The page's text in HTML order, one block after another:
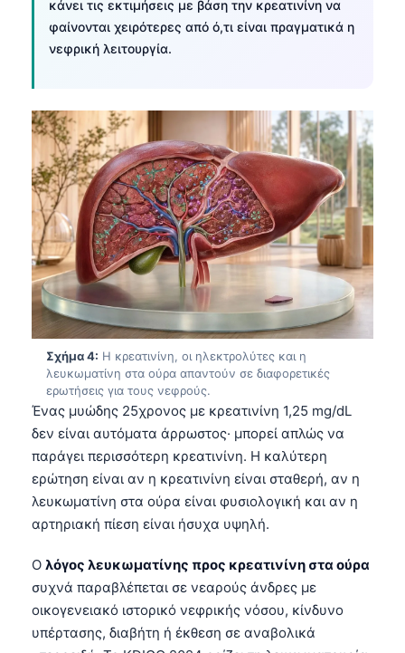
κάνει τις εκτιμήσεις με βάση την κρεατινίνη να
φαίνονται χειρότερες από ό,τι είναι πραγματικά η
νεφρική λειτουργία.
Σχήμα 4: Η κρεατινίνη, οι ηλεκτρολύτες και η
λευκωματίνη στα ούρα απαντούν σε διαφορετικές
ερωτήσεις για τους νεφρούς.
Ένας μυώδης 25χρονος με κρεατινίνη 1,25 mg/dL
δεν είναι αυτόματα άρρωστος· μπορεί απλώς να
παράγει περισσότερη κρεατινίνη. Η καλύτερη
ερώτηση είναι αν η κρεατινίνη είναι σταθερή, αν η
λευκωματίνη στα ούρα είναι φυσιολογική και αν η
αρτηριακή πίεση είναι ήσυχα υψηλή.
Ο λόγος λευκωματίνης προς κρεατινίνη στα ούρα
συχνά παραβλέπεται σε νεαρούς άνδρες με
οικογενειακό ιστορικό νεφρικής νόσου, κίνδυνο
υπέρτασης, διαβήτη ή έκθεση σε αναβολικά